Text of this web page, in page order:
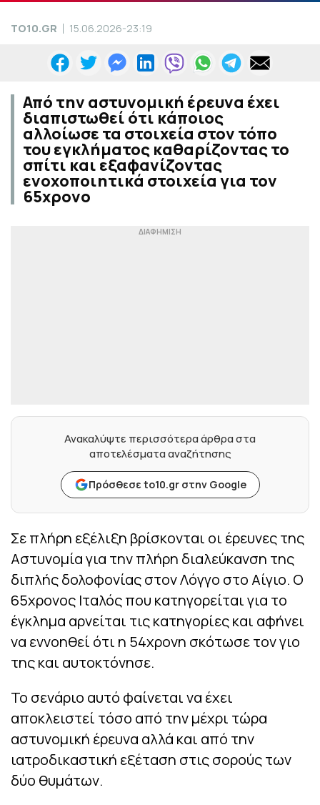
TO10.GR 15.06.2026-23:19
Από την αστυνομική έρευνα έχει
διαπιστωθεί ότι κάποιος
αλλοίωσε τα στοιχεία στον τόπο
του εγκλήματος καθαρίζοντας το
σπίτι και εξαφανίζοντας
ενοχοποιητικά στοιχεία για τον
65χρονο
Ανακαλύψτε περισσότερα άρθρα στα
αποτελέσματα αναζήτησης
Πρόσθεσε to10.gr στην Google
Σε πλήρη εξέλιξη βρίσκονται οι έρευνες της
Αστυνομία για την πλήρη διαλεύκανση της
διπλής δολοφονίας στον Λόγγο στο Αίγιο. Ο
65χρονος Ιταλός που κατηγορείται για το
έγκλημα αρνείται τις κατηγορίες και αφήνει
να εννοηθεί ότι η 54χρονη σκότωσε τον γιο
της και αυτοκτόνησε.
Το σενάριο αυτό φαίνεται να έχει
αποκλειστεί τόσο από την μέχρι τώρα
αστυνομική έρευνα αλλά και από την
ιατροδικαστική εξέταση στις σορούς των
δύο θυμάτων.